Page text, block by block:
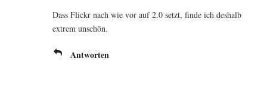
Dass Flickr nach wie vor auf 2.0 setzt, fin­de ich des­halb
extrem unschön.
Antworten